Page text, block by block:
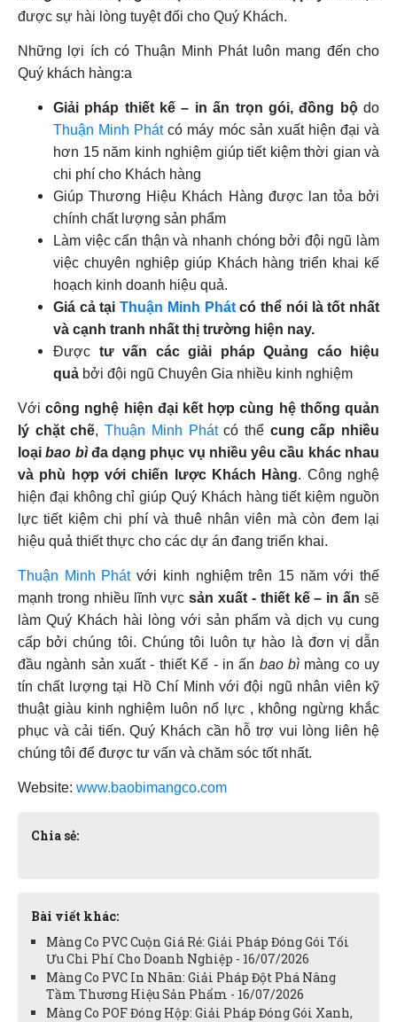
được sự hài lòng tuyệt đối cho Quý Khách.
Những lợi ích có Thuận Minh Phát luôn mang đến cho
Quý khách hàng:a
Giải pháp thiết kế – in ấn trọn gói, đồng bộdo
Thuận Minh Phátcó máy móc sản xuất hiện đại và
hơn 15 năm kinh nghiệm giúp tiết kiệm thời gian và
chi phí cho Khách hàng
Giúp Thương Hiệu Khách Hàng được lan tỏa bởi
chính chất lượng sản phẩm
Làm việc cẩn thận và nhanh chóng bởi đội ngũ làm
việc chuyên nghiệp giúp Khách hàng triển khai kế
hoạch kinh doanh hiệu quả.
Giá cả tạiThuận Minh Phátcó thể nói là tốt nhất
và cạnh tranh nhất thị trường hiện nay.
Được tư vấn các giải pháp Quảng cáo hiệu
quả bởi đội ngũ Chuyên Gia nhiều kinh nghiệm
Vớicông nghệ hiện đại kết hợp cùng hệ thống quản
lý chặt chẽ,Thuận Minh Phátcó thể cung cấp nhiều
loạibao bìđa dạng phục vụ nhiều yêu cầu khác nhau
và phù hợp với chiến lược Khách Hàng. Công nghệ
hiện đại không chỉ giúp Quý Khách hàng tiết kiệm nguồn
lực tiết kiệm chi phí và thuê nhân viên mà còn đem lại
hiệu quả thiết thực cho các dự án đang triển khai.
Thuận Minh Phátvới kinh nghiệm trên 15 năm với thế
mạnh trong nhiều lĩnh vựcsản xuất - thiết kế – in ấnsẽ
làm Quý Khách hài lòng với sản phẩm và dịch vụ cung
cấp bởi chúng tôi. Chúng tôi luôn tự hào là đơn vị dẫn
đầu ngành sản xuất - thiết Kế - in ấn bao bìmàng co uy
tín chất lượng tại Hồ Chí Minh với đội ngũ nhân viên kỹ
thuật giàu kinh nghiệm luôn nổ lực , không ngừng khắc
phục và cải tiến. Quý Khách cần hỗ trợ vui lòng liên hệ
chúng tôi để được tư vấn và chăm sóc tốt nhất.
Website: www.baobimangco.com
Chia sẻ:
Bài viết khác:
Màng Co PVC Cuộn Giá Rẻ: Giải Pháp Đóng Gói Tối
Ưu Chi Phí Cho Doanh Nghiệp - 16/07/2026
Màng Co PVC In Nhãn: Giải Pháp Đột Phá Nâng
Tầm Thương Hiệu Sản Phẩm - 16/07/2026
Màng Co POF Đóng Hộp: Giải Pháp Đóng Gói Xanh,